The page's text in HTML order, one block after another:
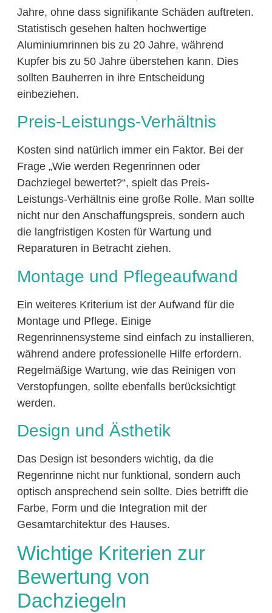
Jahre, ohne dass signifikante Schäden auftreten.
Statistisch gesehen halten hochwertige
Aluminiumrinnen bis zu 20 Jahre, während
Kupfer bis zu 50 Jahre überstehen kann. Dies
sollten Bauherren in ihre Entscheidung
einbeziehen.
Preis-Leistungs-Verhältnis
Kosten sind natürlich immer ein Faktor. Bei der
Frage „Wie werden Regenrinnen oder
Dachziegel bewertet?“, spielt das Preis-
Leistungs-Verhältnis eine große Rolle. Man sollte
nicht nur den Anschaffungspreis, sondern auch
die langfristigen Kosten für Wartung und
Reparaturen in Betracht ziehen.
Montage und Pflegeaufwand
Ein weiteres Kriterium ist der Aufwand für die
Montage und Pflege. Einige
Regenrinnensysteme sind einfach zu installieren,
während andere professionelle Hilfe erfordern.
Regelmäßige Wartung, wie das Reinigen von
Verstopfungen, sollte ebenfalls berücksichtigt
werden.
Design und Ästhetik
Das Design ist besonders wichtig, da die
Regenrinne nicht nur funktional, sondern auch
optisch ansprechend sein sollte. Dies betrifft die
Farbe, Form und die Integration mit der
Gesamtarchitektur des Hauses.
Wichtige Kriterien zur
Bewertung von
Dachziegeln